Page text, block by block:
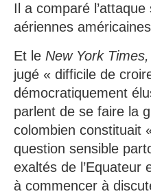
Il a comparé
aériennes
Et le New York Times,
jugé « difficile de
démocratiquement
parlent de se faire la
colombien constituait
question sensible
exaltés de
à commencer à